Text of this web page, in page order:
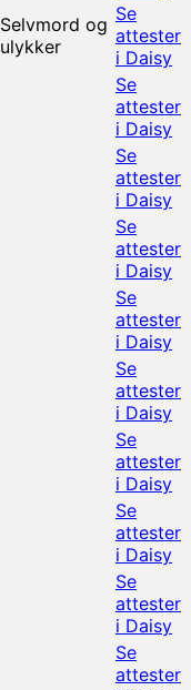
Selvmord og
ulykker
Se
attester
i Daisy
Se
attester
i Daisy
Se
attester
i Daisy
Se
attester
i Daisy
Se
attester
i Daisy
Se
attester
i Daisy
Se
attester
i Daisy
Se
attester
i Daisy
Se
attester
i Daisy
Se
attester